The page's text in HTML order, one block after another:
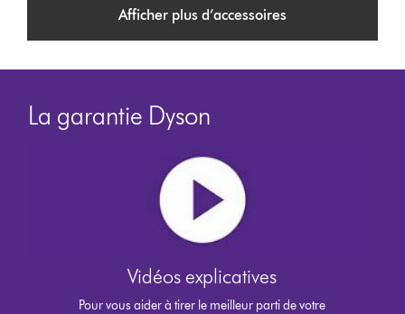
Afficher plus d’accessoires
La garantie Dyson
Vidéos explicatives
Pour vous aider à tirer le meilleur parti de votre